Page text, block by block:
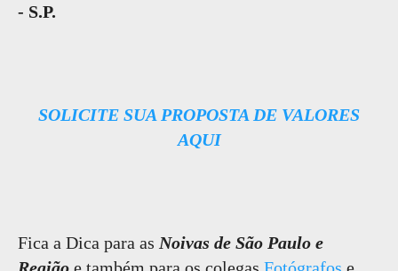
- S.P.
SOLICITE SUA PROPOSTA DE VALORES
AQUI
Fica a Dica para as Noivas de São Paulo e
Região e também para os colegas Fotógrafos e